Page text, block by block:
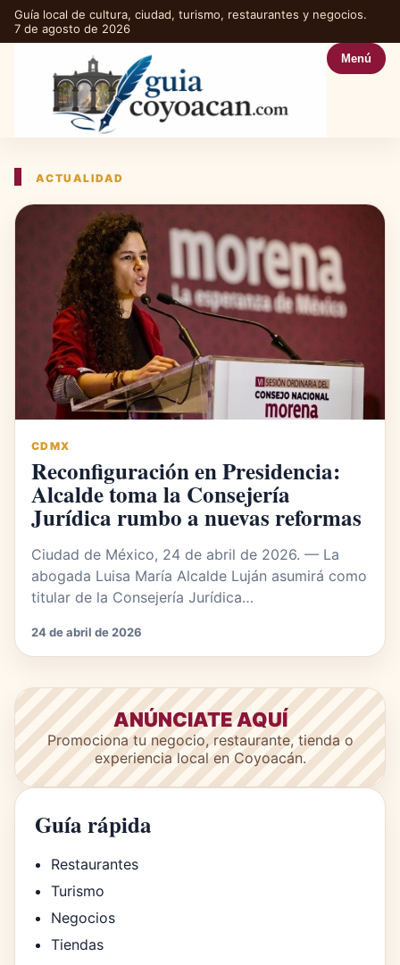
Guía local de cultura, ciudad, turismo, restaurantes y negocios.
7 de agosto de 2026
Menú
ACTUALIDAD
CDMX
Reconfiguración en Presidencia:
Alcalde toma la Consejería
Jurídica rumbo a nuevas reformas
Ciudad de México, 24 de abril de 2026. — La
abogada Luisa María Alcalde Luján asumirá como
titular de la Consejería Jurídica…
24 de abril de 2026
ANÚNCIATE AQUÍ
Promociona tu negocio, restaurante, tienda o
experiencia local en Coyoacán.
Guía rápida
Restaurantes
Turismo
Negocios
Tiendas